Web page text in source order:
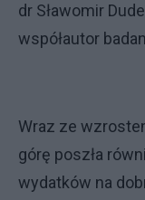
dr Sławomir
współautor
Wraz ze
górę poszła
wydatków na